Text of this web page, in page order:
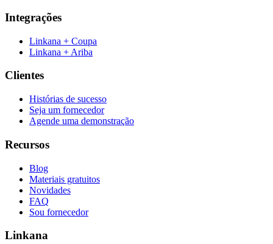
Integrações
Linkana + Coupa
Linkana + Ariba
Clientes
Histórias de sucesso
Seja um fornecedor
Agende uma demonstração
Recursos
Blog
Materiais gratuitos
Novidades
FAQ
Sou fornecedor
Linkana